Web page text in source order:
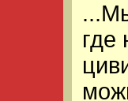
где